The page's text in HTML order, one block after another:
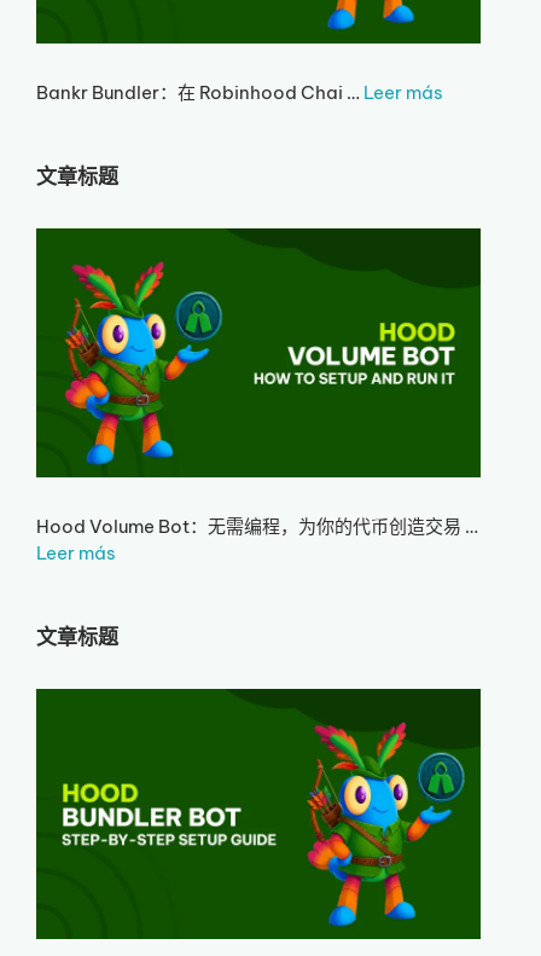
Bankr Bundler：在 Robinhood Chai … Leer más
文章标题
Hood Volume Bot：无需编程，为你的代币创造交易 …
Leer más
文章标题